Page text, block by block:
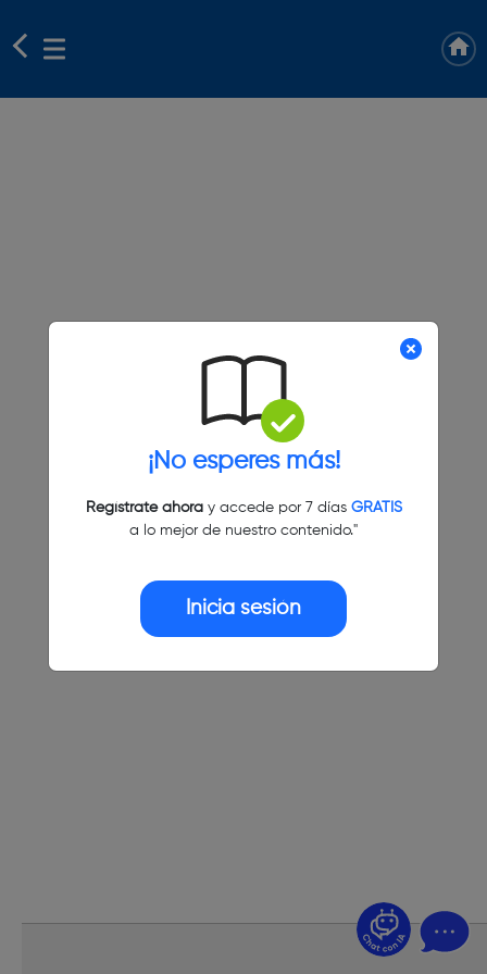
¡No esperes más!
Regístrate ahoray accede por 7 días GRATIS
a lo mejor de nuestro contenido."
Inicia sesión